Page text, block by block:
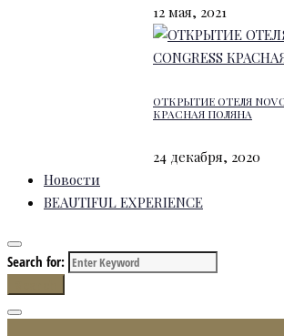
12 мая, 2021
ОТКРЫТИЕ ОТЕЛЯ
КРАСНАЯ ПОЛЯНА
24 декабря, 2020
Новости
BEAUTIFUL EXPERIENCE
Search for: